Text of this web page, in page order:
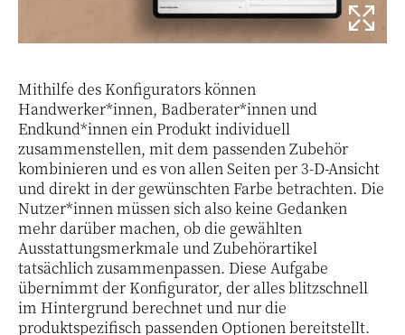
Mithilfe des Konfigurators können
Handwerker*innen, Badberater*innen und
Endkund*innen ein Produkt individuell
zusammenstellen, mit dem passenden Zubehör
kombinieren und es von allen Seiten per 3-D-Ansicht
und direkt in der gewünschten Farbe betrachten. Die
Nutzer*innen müssen sich also keine Gedanken
mehr darüber machen, ob die gewählten
Ausstattungsmerkmale und Zubehörartikel
tatsächlich zusammenpassen. Diese Aufgabe
übernimmt der Konfigurator, der alles blitzschnell
im Hintergrund berechnet und nur die
produktspezifisch passenden Optionen bereitstellt.